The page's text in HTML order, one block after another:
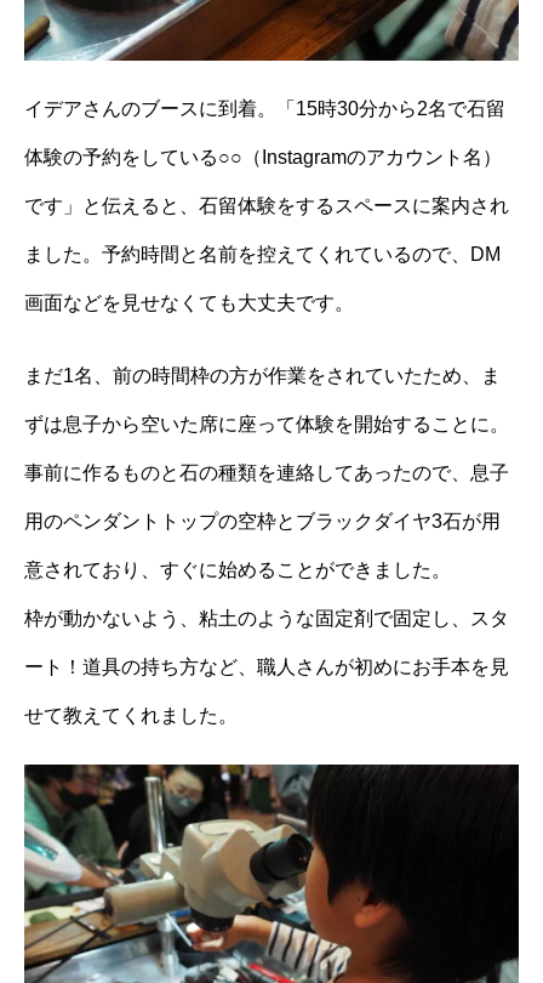
イデアさんのブースに到着。「15時30分から2名で石留
体験の予約をしている○○（Instagramのアカウント名）
です」と伝えると、石留体験をするスペースに案内され
ました。予約時間と名前を控えてくれているので、DM
画面などを見せなくても大丈夫です。
まだ1名、前の時間枠の方が作業をされていたため、ま
ずは息子から空いた席に座って体験を開始することに。
事前に作るものと石の種類を連絡してあったので、息子
用のペンダントトップの空枠とブラックダイヤ3石が用
意されており、すぐに始めることができました。
枠が動かないよう、粘土のような固定剤で固定し、スタ
ート！道具の持ち方など、職人さんが初めにお手本を見
せて教えてくれました。